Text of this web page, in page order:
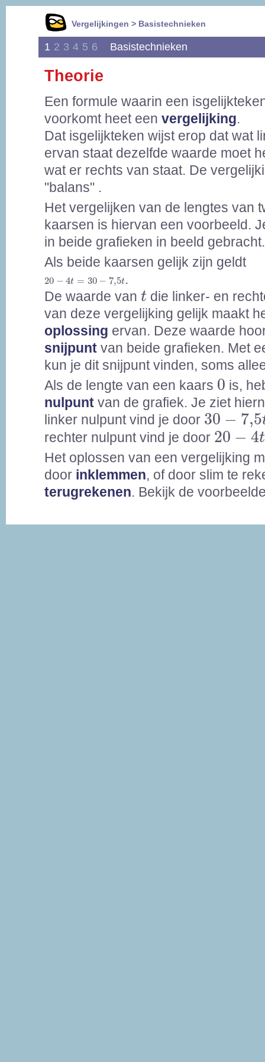
Vergelijkingen > Basistechnieken
1 2 3 4 5 6 Basistechnieken
Theorie
Een formule waarin een
voorkomt heet een vergelijking.
Dat isgelijkteken wijst erop dat wat
ervan staat dezelfde waarde moet
wat er rechts van staat. De
"balans" .
Het vergelijken van de lengtes van
kaarsen is hiervan een voorbeeld.
in beide grafieken in beeld gebracht.
Als beide kaarsen gelijk zijn geldt
20 − 4t = 30 − 7,5t
20 =30 7,5
.
De waarde van t
t die linker- en
van deze vergelijking gelijk maakt
oplossing ervan. Deze waarde
snijpunt van beide grafieken. Met
kun je dit snijpunt vinden, soms
Als de lengte van een kaars 0
0 is,
nulpunt van de grafiek. Je ziet
linker nulpunt vind je door 30 − 7,5
30-7,5t
rechter nulpunt vind je door 20 − 4t
20 4 t=
Het oplossen van een vergelijking
door inklemmen, of door slim te
terugrekenen. Bekijk de